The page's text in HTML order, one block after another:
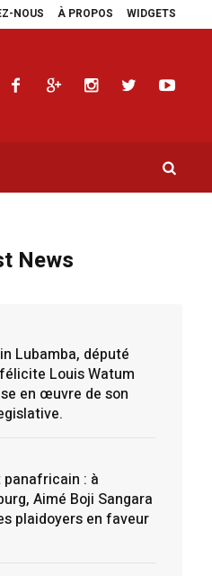
NOUS À PROPOS WIDGETS
Parlement panafricain : à
News
Lubamba, député
Louis Watum
en œuvre de son
: à
Aimé Boji Sangara
plaidoyers en faveur